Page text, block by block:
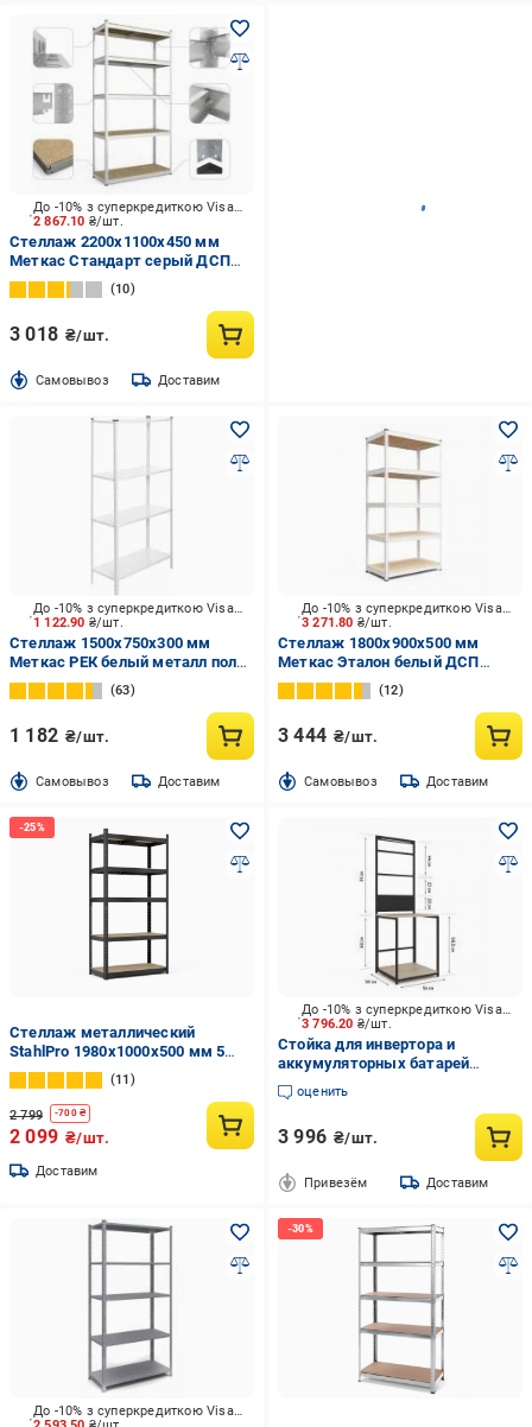
2 867.10 ₴/шт.
До -10% з суперкредиткою Visa Вигода
Стеллаж 2200x1100x450 мм
Меткас Стандарт серый ДСП
полки 5 шт. цинкованный
10
3 018 ₴/шт.
Cамовывоз Доставим
1 122.90 ₴/шт.
До -10% з суперкредиткою Visa Вигода
Стеллаж 1500x750x300 мм
Меткас РЕК белый металл полки
4 шт. крашенный
63
1 182 ₴/шт.
Cамовывоз Доставим
3 271.80 ₴/шт.
До -10% з суперкредиткою Visa Вигода
Стеллаж 1800x900x500 мм
Меткас Эталон белый ДСП
полки 5 шт. крашенный
12
3 444 ₴/шт.
Cамовывоз Доставим
Стеллаж металлический
StahlPro 1980x1000x500 мм 5
полок МДФ Черный
11
2 799 -700₴
2 099 ₴/шт.
Доставим
3 796.20 ₴/шт.
До -10% з суперкредиткою Visa Вигода
Стойка для инвертора и
аккумуляторных батарей
1600x540x500 мм Меткас
антрацит/дуб артизан ЛДСП
оценить
3 996 ₴/шт.
Привезём Доставим
До -10% з суперкредиткою Visa Вигода